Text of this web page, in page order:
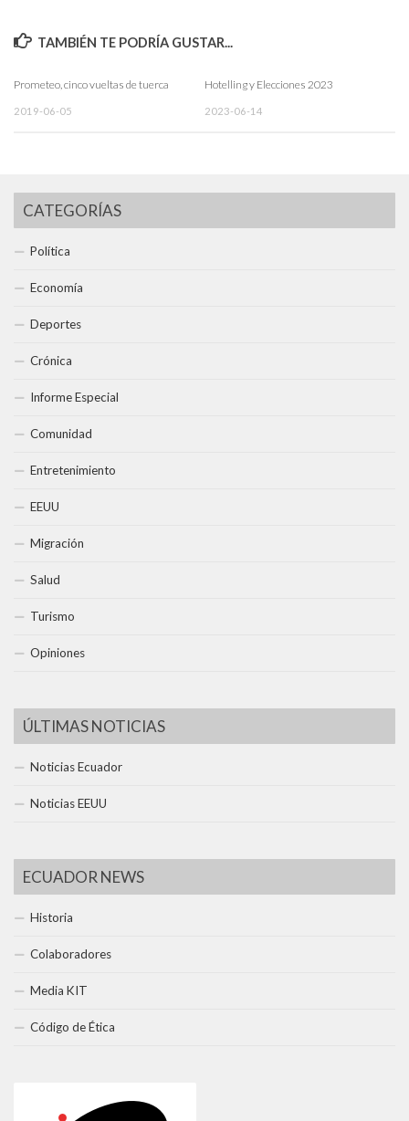
TAMBIÉN TE PODRÍA GUSTAR...
Prometeo, cinco vueltas de tuerca
2019-06-05
Hotelling y Elecciones 2023
2023-06-14
CATEGORÍAS
Política
Economía
Deportes
Crónica
Informe Especial
Comunidad
Entretenimiento
EEUU
Migración
Salud
Turismo
Opiniones
ÚLTIMAS NOTICIAS
Noticias Ecuador
Noticias EEUU
ECUADOR NEWS
Historia
Colaboradores
Media KIT
Código de Ética